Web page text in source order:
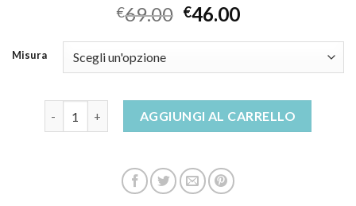
€69.00 €46.00
Misura
AGGIUNGI AL CARRELLO